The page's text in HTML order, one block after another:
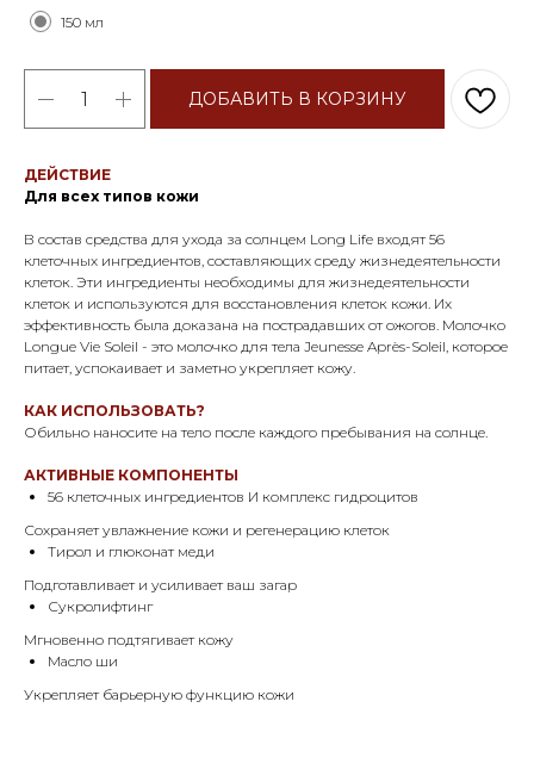
150 мл
ДОБАВИТЬ В КОРЗИНУ
ДЕЙСТВИЕ
Для всех типов кожи
В состав средства для ухода за солнцем Long Life входят 56
клеточных ингредиентов, составляющих среду жизнедеятельности
клеток. Эти ингредиенты необходимы для жизнедеятельности
клеток и используются для восстановления клеток кожи. Их
эффективность была доказана на пострадавших от ожогов. Молочко
Longue Vie Soleil - это молочко для тела Jeunesse Après-Soleil, которое
питает, успокаивает и заметно укрепляет кожу.
КАК ИСПОЛЬЗОВАТЬ?
Обильно наносите на тело после каждого пребывания на солнце.
АКТИВНЫЕ КОМПОНЕНТЫ
56 клеточных ингредиентов И комплекс гидроцитов
Сохраняет увлажнение кожи и регенерацию клеток
Тирол и глюконат меди
Подготавливает и усиливает ваш загар
Сукролифтинг
Мгновенно подтягивает кожу
Масло ши
Укрепляет барьерную функцию кожи